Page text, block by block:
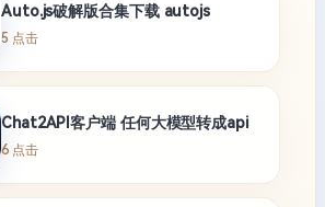
Auto.js破解版合集下载 autojs
5 点击
Chat2API客户端 任何大模型转成api
6 点击